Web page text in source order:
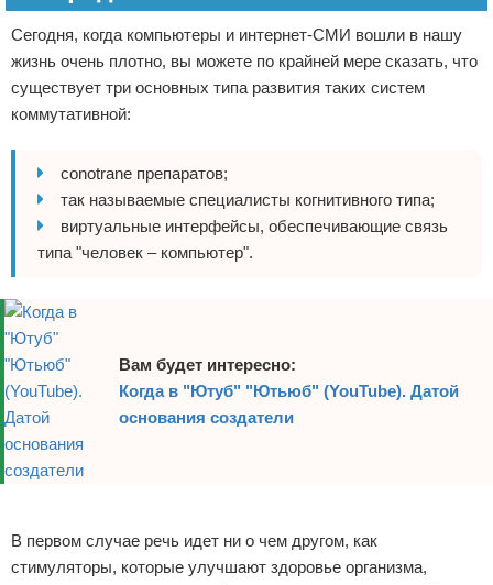
Сегодня, когда компьютеры и интернет-СМИ вошли в нашу
жизнь очень плотно, вы можете по крайней мере сказать, что
существует три основных типа развития таких систем
коммутативной:
conotrane препаратов;
так называемые специалисты когнитивного типа;
виртуальные интерфейсы, обеспечивающие связь
типа "человек – компьютер".
Вам будет интересно:
Когда в "Ютуб" "Ютьюб" (YouTube). Датой
основания создатели
В первом случае речь идет ни о чем другом, как
стимуляторы, которые улучшают здоровье организма,